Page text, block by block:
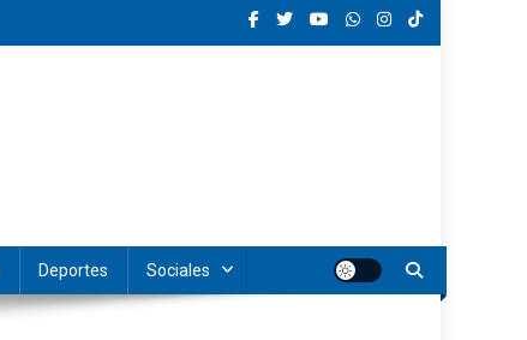
Deportes Sociales